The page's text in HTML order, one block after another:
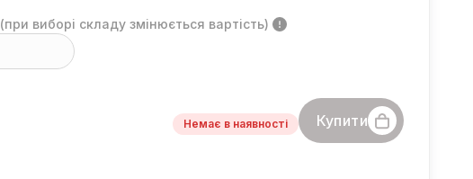
(при виборі складу змінюється вартість)
Немає в наявності Купити